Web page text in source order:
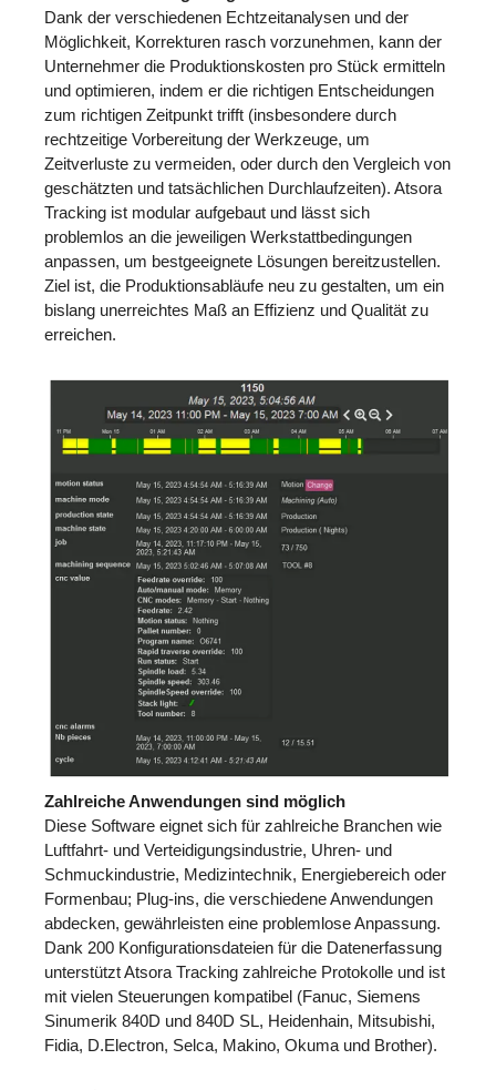
Dank der verschiedenen Echtzeitanalysen und der
Möglichkeit, Korrekturen rasch vorzunehmen, kann der
Unternehmer die Produktionskosten pro Stück ermitteln
und optimieren, indem er die richtigen Entscheidungen
zum richtigen Zeitpunkt trifft (insbesondere durch
rechtzeitige Vorbereitung der Werkzeuge, um
Zeitverluste zu vermeiden, oder durch den Vergleich von
geschätzten und tatsächlichen Durchlaufzeiten). Atsora
Tracking ist modular aufgebaut und lässt sich
problemlos an die jeweiligen Werkstattbedingungen
anpassen, um bestgeeignete Lösungen bereitzustellen.
Ziel ist, die Produktionsabläufe neu zu gestalten, um ein
bislang unerreichtes Maß an Effizienz und Qualität zu
erreichen.
Zahlreiche Anwendungen sind möglich
Diese Software eignet sich für zahlreiche Branchen wie
Luftfahrt- und Verteidigungsindustrie, Uhren- und
Schmuckindustrie, Medizintechnik, Energiebereich oder
Formenbau; Plug-ins, die verschiedene Anwendungen
abdecken, gewährleisten eine problemlose Anpassung.
Dank 200 Konfigurationsdateien für die Datenerfassung
unterstützt Atsora Tracking zahlreiche Protokolle und ist
mit vielen Steuerungen kompatibel (Fanuc, Siemens
Sinumerik 840D und 840D SL, Heidenhain, Mitsubishi,
Fidia, D.Electron, Selca, Makino, Okuma und Brother).